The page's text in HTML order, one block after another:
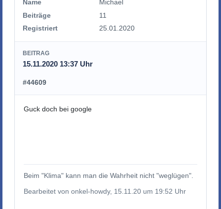
Name
Michael
Beiträge
11
Registriert
25.01.2020
BEITRAG
15.11.2020 13:37 Uhr
#44609
Guck doch bei google
Beim "Klima" kann man die Wahrheit nicht "weglügen".
Bearbeitet von onkel-howdy, 15.11.20 um 19:52 Uhr